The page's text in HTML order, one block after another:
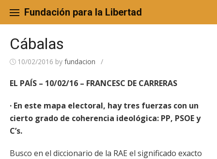
content
Fundación para la Libertad
Cábalas
10/02/2016 by fundacion /
EL PAÍS – 10/02/16 – FRANCESC DE CARRERAS
· En este mapa electoral, hay tres fuerzas con un
cierto grado de coherencia ideológica: PP, PSOE y
C’s.
Busco en el diccionario de la RAE el significado exacto